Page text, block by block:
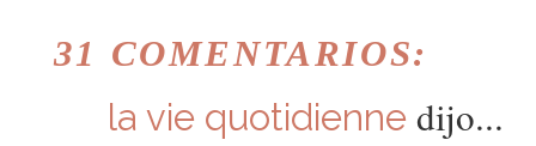
31 COMENTARIOS:
la vie quotidienne dijo...